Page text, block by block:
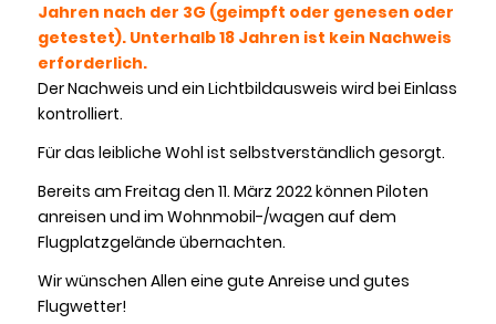
Jahren nach der 3G (geimpft oder genesen oder
getestet). Unterhalb 18 Jahren ist kein Nachweis
erforderlich.
Der Nachweis und ein Lichtbildausweis wird bei Einlass
kontrolliert.
Für das leibliche Wohl ist selbstverständlich gesorgt.
Bereits am Freitag den 11. März 2022 können Piloten
anreisen und im Wohnmobil-/wagen auf dem
Flugplatzgelände übernachten.
Wir wünschen Allen eine gute Anreise und gutes
Flugwetter!